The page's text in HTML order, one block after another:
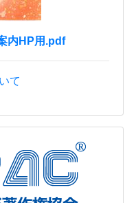
内HP用.pdf
て